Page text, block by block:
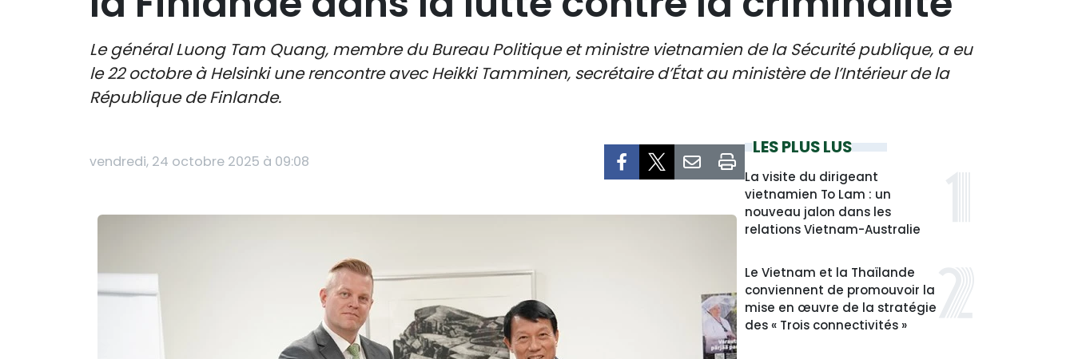
Le général Luong Tam Quang, membre du Bureau Politique et ministre vietnamien de la Sécurité publique, a eu
le 22 octobre à Helsinki une rencontre avec Heikki Tamminen, secrétaire d’État au ministère de l’Intérieur de la
République de Finlande.
vendredi, 24 octobre 2025 à 09:08
LES PLUS LUS
La visite du dirigeant
vietnamien To Lam : un
nouveau jalon dans les
relations Vietnam-Australie
Le Vietnam et la Thaïlande
conviennent de promouvoir la
mise en œuvre de la stratégie
des « Trois connectivités »